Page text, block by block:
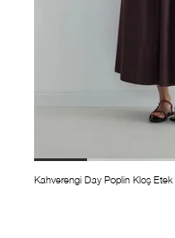
Kahverengi Day Poplin Kloş Etek